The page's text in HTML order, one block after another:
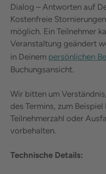
Dialog – Antworten auf
Kostenfreie
möglich. Ein Teilnehmer
Veranstaltung geändert
in Deinem persönlichen
Buchungsansicht.
Wir bitten um
des Termins, zum
Teilnehmerzahl oder
vorbehalten.
Technische Details: